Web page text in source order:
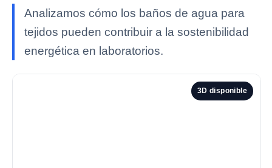
Analizamos cómo los baños de agua para
tejidos pueden contribuir a la sostenibilidad
energética en laboratorios.
3D disponible